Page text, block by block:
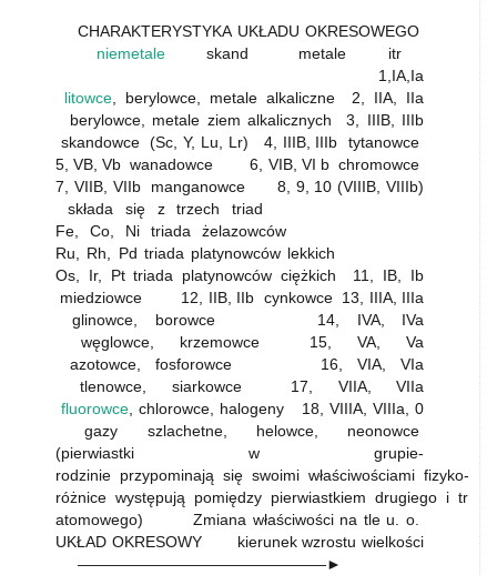
CHARAKTERYSTYKA UKŁADU OKRESOWEGO
niemetale skand metale itr
1,IA,Ia
litowce, berylowce, metale alkaliczne 2, IIA, IIa
berylowce, metale ziem alkalicznych 3, IIIB, IIIb
skandowce (Sc, Y, Lu, Lr) 4, IIIB, IIIb tytanowce
5, VB, Vb wanadowce 6, VIB, VI b chromowce
7, VIIB, VIIb manganowce 8, 9, 10 (VIIIB, VIIIb)
składa się z trzech triad
Fe, Co, Ni triada żelazowców
Ru, Rh, Pd triada platynowców lekkich
Os, Ir, Pt triada platynowców ciężkich 11, IB, Ib
miedziowce 12, IIB, IIb cynkowce 13, IIIA, IIIa
glinowce, borowce 14, IVA, IVa
węglowce, krzemowce 15, VA, Va
azotowce, fosforowce 16, VIA, VIa
tlenowce, siarkowce 17, VIIA, VIIa
fluorowce , chlorowce, halogeny 18, VIIIA, VIIIa, 0
gazy szlachetne, helowce, neonowce
(pierwiastki w grupie-
rodzinie przypominają się swoimi właściwościami fizyko-
różnice występują pomiędzy pierwiastkiem drugiego i
atomowego) Zmiana właściwości na tle u. o.
UKŁAD OKRESOWY kierunek wzrostu wielkości
————————————————►